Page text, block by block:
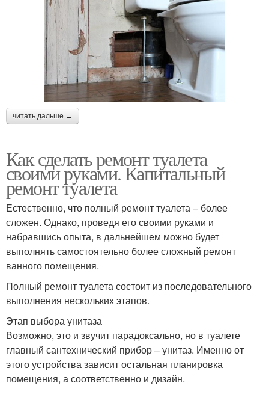
читать дальше →
Как сделать ремонт туалета
своими руками. Капитальный
ремонт туалета
Естественно, что полный ремонт туалета – более
сложен. Однако, проведя его своими руками и
набравшись опыта, в дальнейшем можно будет
выполнять самостоятельно более сложный ремонт
ванного помещения.
Полный ремонт туалета состоит из последовательного
выполнения нескольких этапов.
Этап выбора унитаза
Возможно, это и звучит парадоксально, но в туалете
главный сантехнический прибор – унитаз. Именно от
этого устройства зависит остальная планировка
помещения, а соответственно и дизайн.